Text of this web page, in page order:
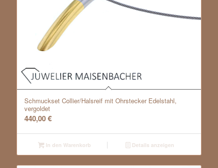
Schmuckset Collier/Halsreif mit Ohrstecker Edelstahl,
vergoldet
440,00€
In den Warenkorb Details anzeigen